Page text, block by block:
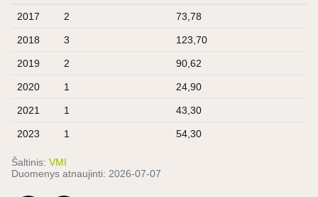
2017 2 73,78
2018 3 123,70
2019 2 90,62
2020 1 24,90
2021 1 43,30
2023 1 54,30
Šaltinis: VMI
Duomenys atnaujinti: 2026-07-07